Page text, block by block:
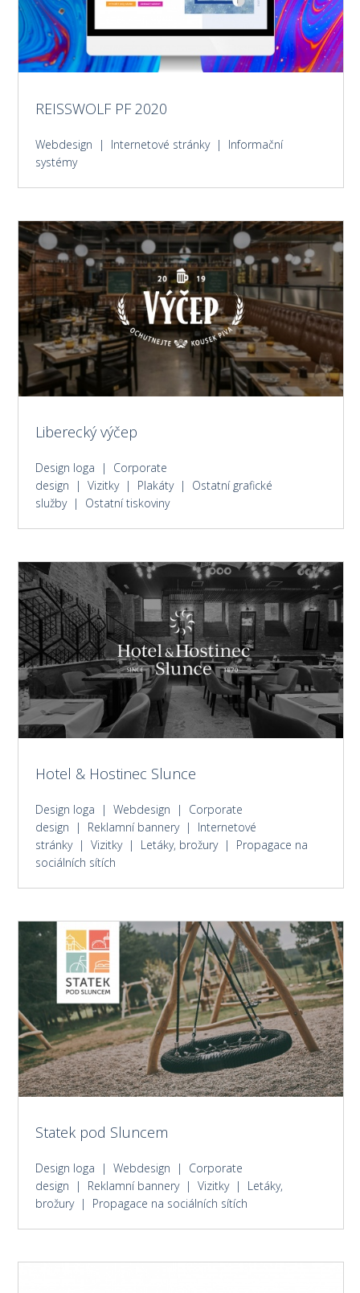
REISSWOLF PF 2020
Webdesign | Internetové stránky | Informační
systémy
Liberecký výčep
Design loga | Corporate
design | Vizitky | Plakáty | Ostatní grafické
služby | Ostatní tiskoviny
Hotel & Hostinec Slunce
Design loga | Webdesign | Corporate
design | Reklamní bannery | Internetové
stránky | Vizitky | Letáky, brožury | Propagace na
sociálních sítích
Statek pod Sluncem
Design loga | Webdesign | Corporate
design | Reklamní bannery | Vizitky | Letáky,
brožury | Propagace na sociálních sítích